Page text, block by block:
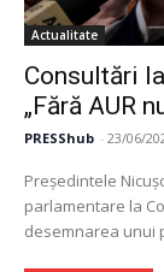
Actualitate
Consultări
„Fără AUR
PRESShub - 23/06/
Președintele
parlamentare la
desemnarea unui